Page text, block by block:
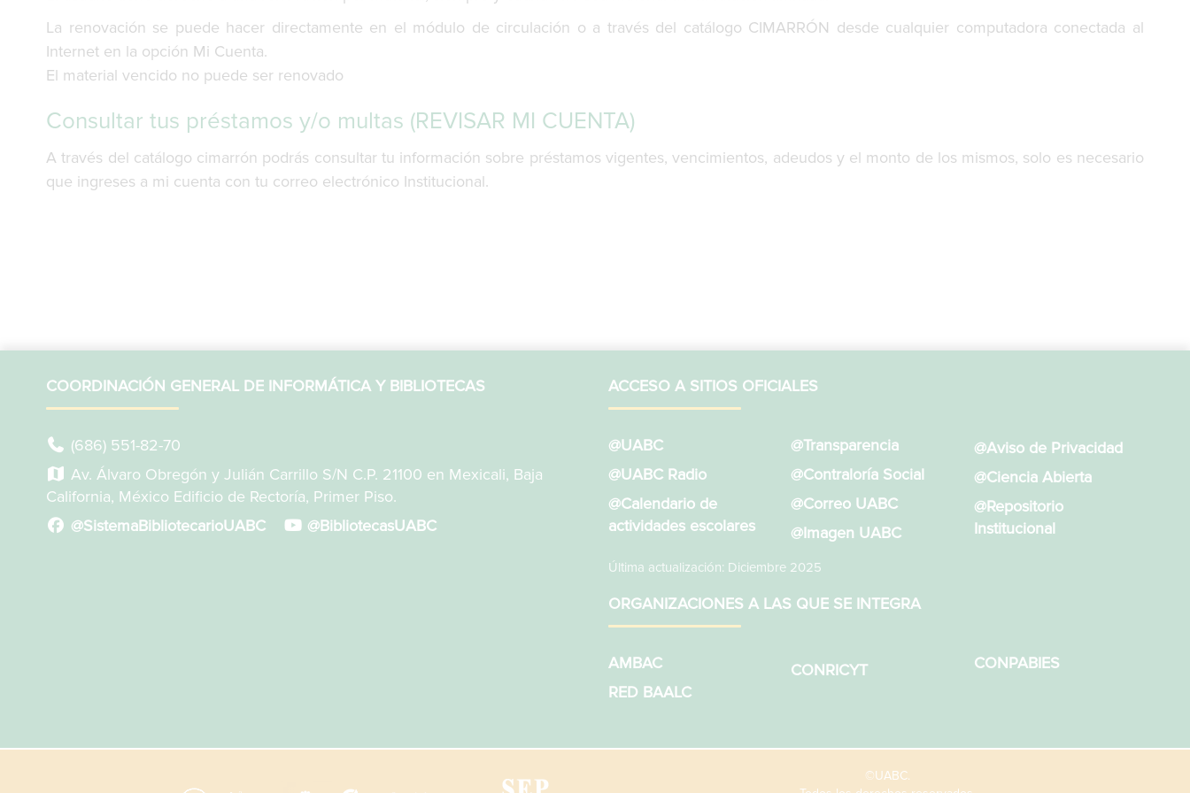
La renovación se puede hacer directamente en el módulo de circulación o a través del catálogo CIMARRÓN desde cualquier computadora conectada al
Internet en la opción Mi Cuenta.
El material vencido no puede ser renovado
Consultar tus préstamos y/o multas (REVISAR MI CUENTA)
A través del catálogo cimarrón podrás consultar tu información sobre préstamos vigentes, vencimientos, adeudos y el monto de los mismos, solo es necesario
que ingreses a mi cuenta con tu correo electrónico Institucional.
COORDINACIÓN GENERAL DE INFORMÁTICA Y BIBLIOTECAS
(686) 551-82-70
Av. Álvaro Obregón y Julián Carrillo S/N C.P. 21100 en Mexicali, Baja
California, México Edificio de Rectoría, Primer Piso.
@SistemaBibliotecarioUABC
@BibliotecasUABC
ACCESO A SITIOS OFICIALES
@UABC
@UABC Radio
@Calendario de
actividades escolares
@Transparencia
@Contraloría Social
@Correo UABC
@Imagen UABC
@Aviso de Privacidad
@Ciencia Abierta
@Repositorio
Institucional
Última actualización: Diciembre 2025
ORGANIZACIONES A LAS QUE SE INTEGRA
AMBAC
RED BAALC
CONRICYT CONPABIES
©UABC.